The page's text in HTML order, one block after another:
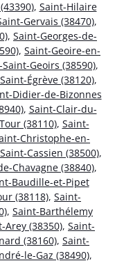
, Saint-Hilaire
Gervais (38470),
, Saint-Georges-de-
, Saint-Geoire-en-
Geoirs (38590),
Saint-Égrève (38120),
Didier-de-Bizonnes
, Saint-Clair-du-
(38110), Saint-
Christophe-en-
Saint-Cassien (38500),
Chavagne (38840),
Baudille-et-Pipet
(38118), Saint-
, Saint-Barthélemy
Arey (38350), Saint-
(38160), Saint-
le-Gaz (38490),